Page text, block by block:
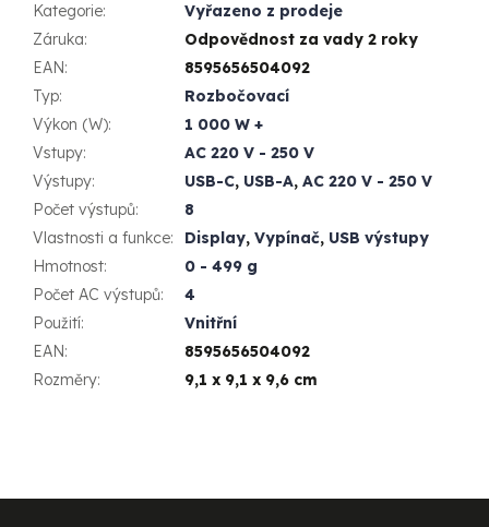
Kategorie:
Vyřazeno z prodeje
Záruka:
Odpovědnost za vady 2 roky
EAN:
8595656504092
Typ:
Rozbočovací
Výkon (W):
1 000 W +
Vstupy:
AC 220 V - 250 V
Výstupy: USB-C, USB-A, AC 220 V - 250 V
Počet výstupů:
8
Vlastnosti a funkce: Display, Vypínač, USB výstupy
Hmotnost:
0 - 499 g
Počet AC výstupů:
4
Použití:
Vnitřní
EAN:
8595656504092
Rozměry: 9,1 x 9,1 x 9,6 cm